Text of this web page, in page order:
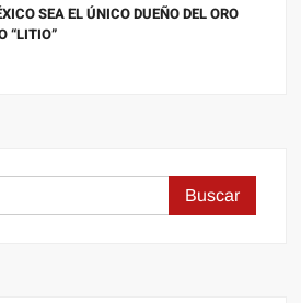
SEA EL ÚNICO DUEÑO DEL ORO
“LITIO”
Buscar: